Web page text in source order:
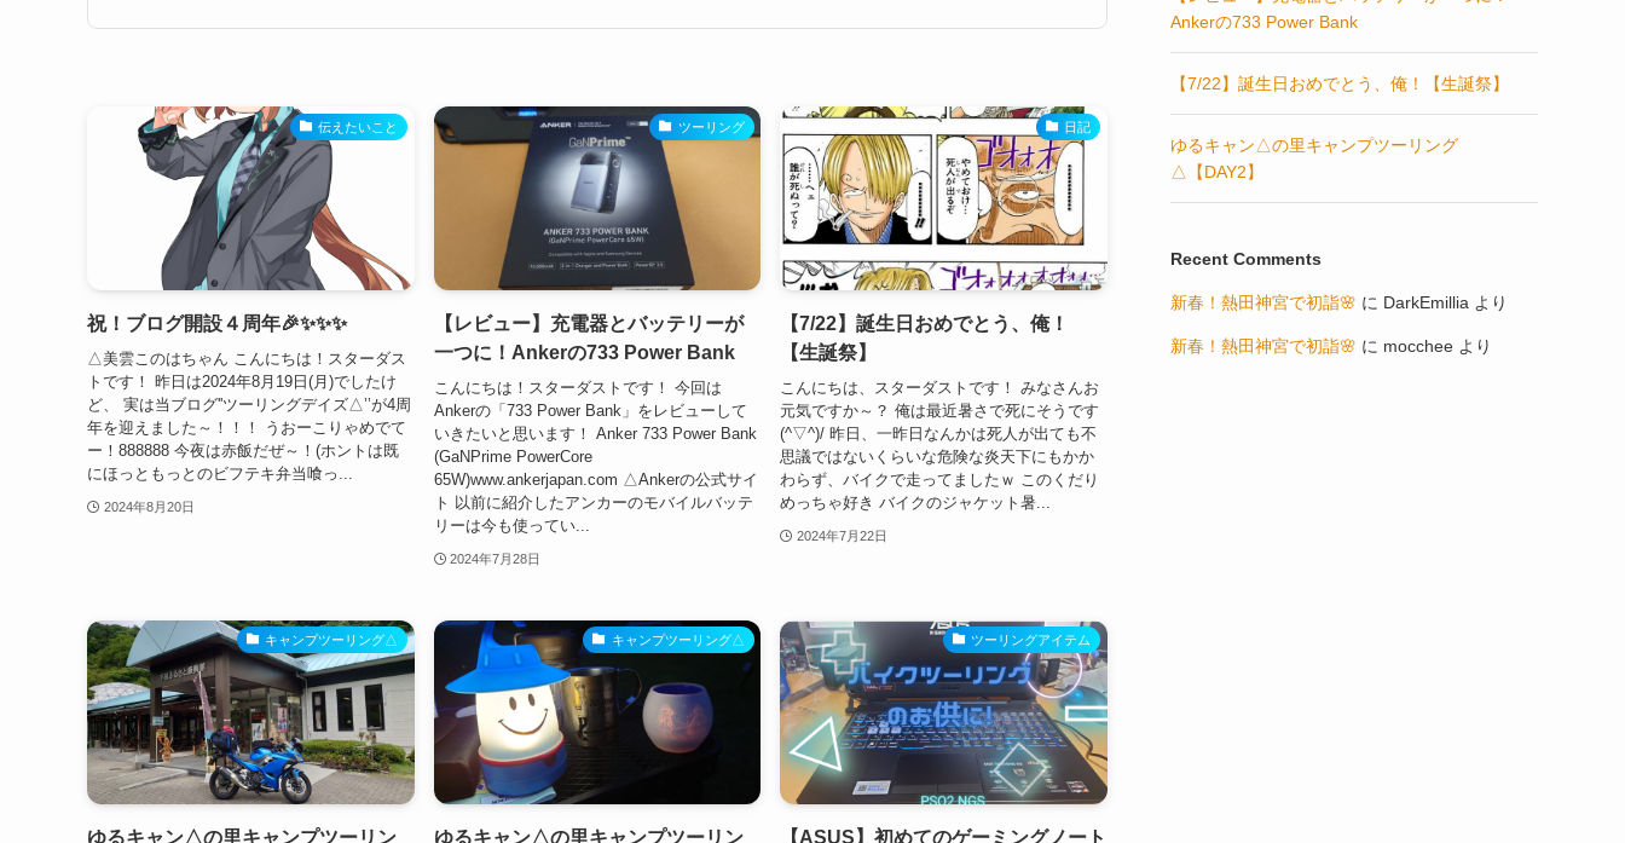
伝えたいこと
祝！ブログ開設４周年🎉✨✨✨
△美雲このはちゃん こんにちは！スターダス
トです！ 昨日は2024年8月19日(月)でしたけ
ど、 実は当ブログ''ツーリングデイズ△’’が4周
年を迎えました～！！！ うおーこりゃめでて
ー！888888 今夜は赤飯だぜ～！(ホントは既
にほっともっとのビフテキ弁当喰っ...
2024年8月20日
ツーリング
【レビュー】充電器とバッテリーが
一つに！Ankerの733 Power Bank
こんにちは！スターダストです！ 今回は
Ankerの「733 Power Bank」をレビューして
いきたいと思います！ Anker 733 Power Bank
(GaNPrime PowerCore
65W)www.ankerjapan.com △Ankerの公式サイ
ト 以前に紹介したアンカーのモバイルバッテ
リーは今も使ってい...
2024年7月28日
日記
【7/22】誕生日おめでとう、俺！
【生誕祭】
こんにちは、スターダストです！ みなさんお
元気ですか～？ 俺は最近暑さで死にそうです
(^▽^)/ 昨日、一昨日なんかは死人が出ても不
思議ではないくらいな危険な炎天下にもかか
わらず、バイクで走ってましたｗ このくだり
めっちゃ好き バイクのジャケット暑...
2024年7月22日
キャンプツーリング△
ゆるキャン△の里キャンプツーリン
キャンプツーリング△
ゆるキャン△の里キャンプツーリン
ツーリングアイテム
【ASUS】初めてのゲーミングノート
Ankerの733 Power Bank
【7/22】誕生日おめでとう、俺！【生誕祭】
ゆるキャン△の里キャンプツーリング
△【DAY2】
Recent Comments
新春！熱田神宮で初詣🌸 に DarkEmillia より
新春！熱田神宮で初詣🌸 に mocchee より